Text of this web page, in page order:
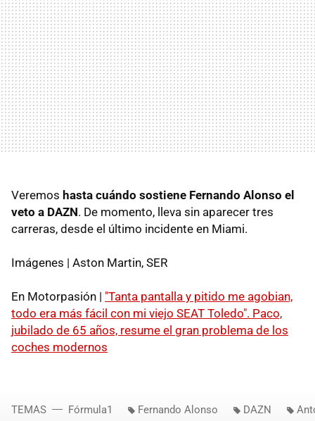
Veremos hasta cuándo sostiene Fernando Alonso el
veto a DAZN. De momento, lleva sin aparecer tres
carreras, desde el último incidente en Miami.
Imágenes | Aston Martin, SER
En Motorpasión | "Tanta pantalla y pitido me agobian,
todo era más fácil con mi viejo SEAT Toledo". Paco,
jubilado de 65 años, resume el gran problema de los
coches modernos
TEMAS Fórmula1 Fernando Alonso DAZN